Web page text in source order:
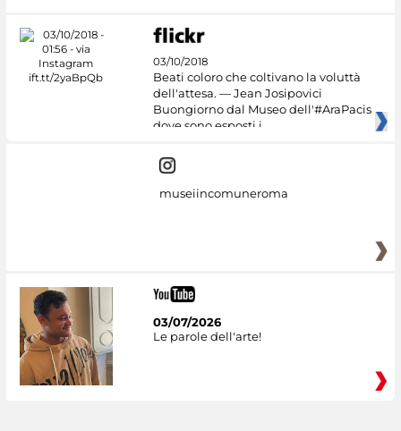
03/10/2018
Beati coloro che coltivano la voluttà
dell'attesa. — Jean Josipovici
Buongiorno dal Museo dell'#AraPacis
dove sono esposti i
museiincomuneroma
03/07/2026
Le parole dell'arte!